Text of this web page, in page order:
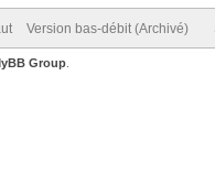
Version bas-débit (Archivé)
Group.